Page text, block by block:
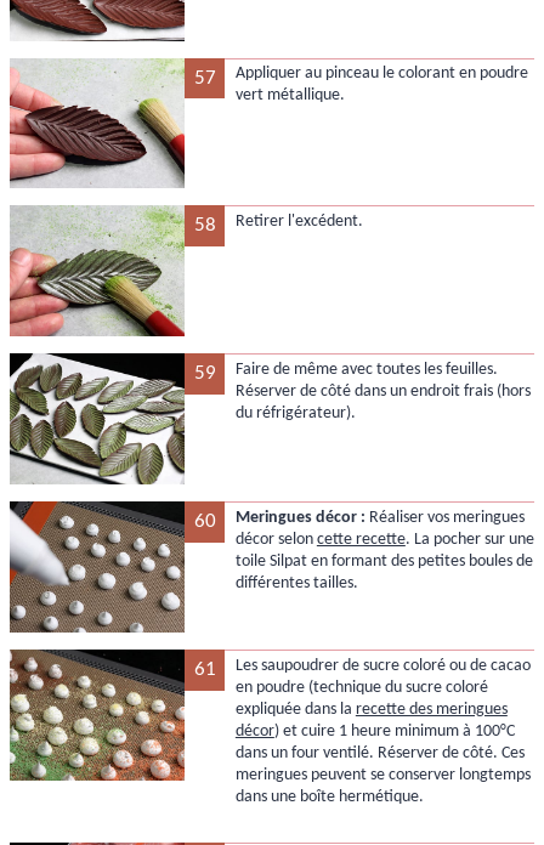
57
Appliquer au pinceau le colorant en poudre
vert métallique.
58 Retirer l'excédent.
59
Faire de même avec toutes les feuilles.
Réserver de côté dans un endroit frais (hors
du réfrigérateur).
60 Meringues décor : Réaliser vos meringues
décor selon cette recette. La pocher sur une
toile Silpat en formant des petites boules de
différentes tailles.
61
Les saupoudrer de sucre coloré ou de cacao
en poudre (technique du sucre coloré
expliquée dans la recette des meringues
décor) et cuire 1 heure minimum à 100°C
dans un four ventilé. Réserver de côté. Ces
meringues peuvent se conserver longtemps
dans une boîte hermétique.